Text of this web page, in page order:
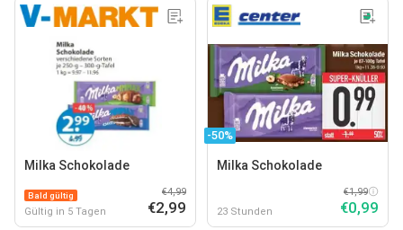
Milka Schokolade
Bald gültig
Gültig in 5 Tagen
€4,99
€2,99
-50%
Milka Schokolade
23 Stunden
€1,99
€0,99